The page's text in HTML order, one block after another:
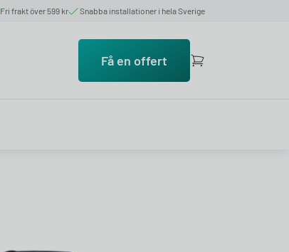
Fri frakt över 599 kr Snabba installationer i hela Sverige
Få en offert